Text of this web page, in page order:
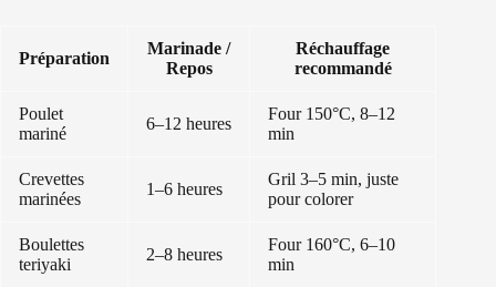
Préparation
Marinade /
Repos
Réchauffage
recommandé
Poulet
mariné
6–12 heures
Four 150°C, 8–12
min
Crevettes
marinées
1–6 heures
Gril 3–5 min, juste
pour colorer
Boulettes
teriyaki
2–8 heures
Four 160°C, 6–10
min